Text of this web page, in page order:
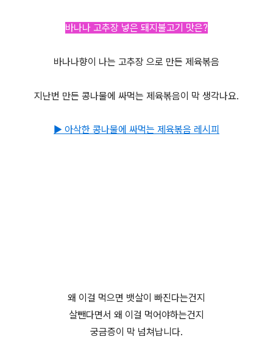
바나나 고추장 넣은 돼지불고기 맛은?
바나나향이 나는 고추장 으로 만든 제육볶음
지난번 만든 콩나물에 싸먹는 제육볶음이 막 생각나요.
▶ 아삭한 콩나물에 싸먹는 제육볶음 레시피
왜 이걸 먹으면 뱃살이 빠진다는건지
살뺀다면서 왜 이걸 먹어야하는건지
궁금증이 막 넘쳐납니다.